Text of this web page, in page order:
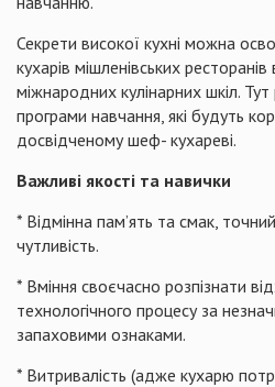
Секрети високої кухні можна
кухарів мішленівських
міжнародних кулінарних шкіл. Тут
програми навчання, які будуть
досвідченому шеф- кухареві.
Важливі якості та навички
* Відмінна пам’ять та смак,
чутливість.
* Вміння своєчасно розпізнати
технологічного процесу за
запаховими ознаками.
* Витривалість (адже кухарю